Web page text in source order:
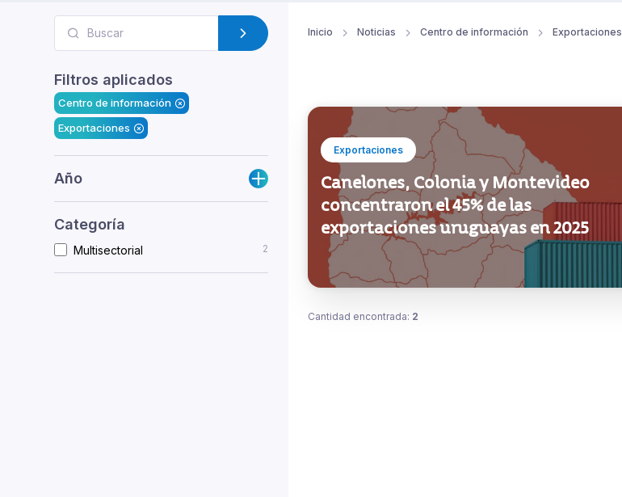
Filtros aplicados
Centro de información
Exportaciones
Año
Categoría
Multisectorial 2
Inicio Noticias Centro de información Exportaciones
Exportaciones
Canelones, Colonia y Montevideo
concentraron el 45% de las
exportaciones uruguayas en 2025
Cantidad encontrada: 2